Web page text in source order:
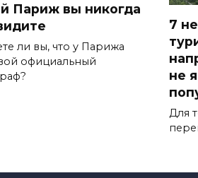
Париж вы никогда
ли вы, что у Парижа
официальный
7
не
Для